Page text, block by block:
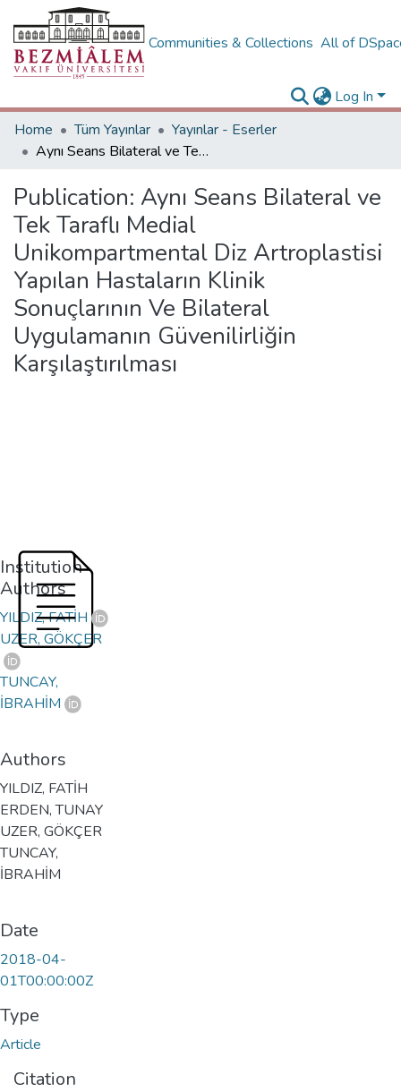
Communities & Collections All of
Log In
Home
Tüm Yayınlar
Yayınlar - Eserler
Aynı Seans Bilateral ve Tek Taraflı Medial Unikompartmental Diz Artroplastisi Yapılan Hastaların Klinik Sonuçlarının Ve Bilateral Uygulamanın Güvenilirliğin Karşılaştırılması
Publication: Aynı Seans Bilateral ve
Tek Taraflı Medial
Unikompartmental Diz Artroplastisi
Yapılan Hastaların Klinik
Sonuçlarının Ve Bilateral
Uygulamanın Güvenilirliğin
Karşılaştırılması
Institution
Authors
YILDIZ, FATİH
UZER, GÖKÇER
TUNCAY,
İBRAHİM
Authors
YILDIZ, FATİH
ERDEN, TUNAY
UZER, GÖKÇER
TUNCAY,
İBRAHİM
Date
2018-04-
01T00:00:00Z
Type
Article
Citation